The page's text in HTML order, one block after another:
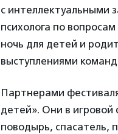
с интеллектуальными
психолога по
ночь для детей и
выступлениями
Партнерами
детей». Они в игровой
поводырь, спасатель,